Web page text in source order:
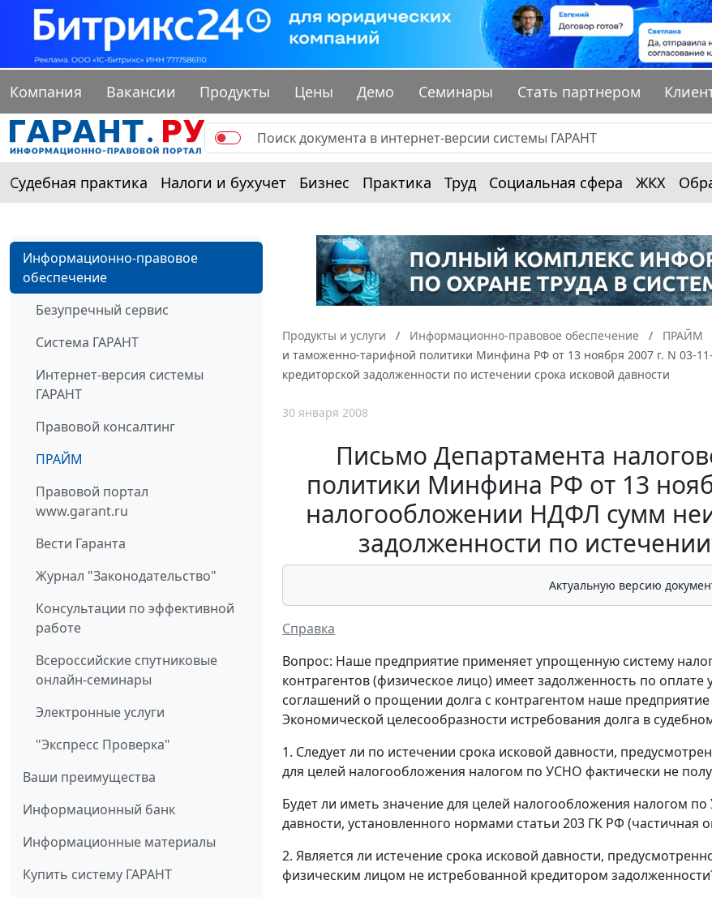
Компания Вакансии Продукты Цены Демо Семинары Стать партнером
Судебная практика Налоги и бухучет Бизнес Практика Труд Социальная сфера ЖКХ
Информационно-правовое
обеспечение
Безупречный сервис
Система ГАРАНТ
Интернет-версия системы
ГАРАНТ
Правовой консалтинг
ПРАЙМ
Правовой портал
www.garant.ru
Вести Гаранта
Журнал "Законодательство"
Консультации по эффективной
работе
Всероссийские спутниковые
онлайн-семинары
Электронные услуги
"Экспресс Проверка"
Ваши преимущества
Информационный банк
Информационные материалы
Купить систему ГАРАНТ
Продукты и услуги Информационно-правовое обеспечение ПРАЙМ
и таможенно-тарифной политики Минфина РФ от 13 ноября 2007 г. N 03-
кредиторской задолженности по истечении срока исковой давности
30 января 2008
Письмо Департамента
политики Минфина РФ от 13
налогообложении НДФЛ сумм
задолженности по
Актуальную версию
Справка
Вопрос: Наше предприятие применяет упрощенную систему
контрагентов (физическое лицо) имеет задолженность по оплате
соглашений о прощении долга с контрагентом наше
Экономической целесообразности истребования долга в
1. Следует ли по истечении срока исковой давности,
для целей налогообложения налогом по УСНО фактически не
Будет ли иметь значение для целей налогообложения налогом
давности, установленного нормами статьи 203 ГК РФ
2. Является ли истечение срока исковой давности,
физическим лицом не истребованной кредитором